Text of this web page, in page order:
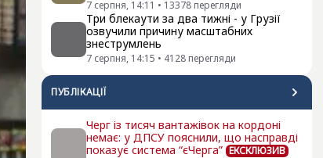
7 серпня, 14:11 • 13378 перегляди
Три блекаути за два тижні - у Грузії
озвучили причину масштабних
знеструмлень
7 серпня, 14:15 • 4128 перегляди
ПУБЛІКАЦІЇ
Черг із тисяч вантажівок на кордоні
немає: у ДПСУ пояснили, що насправді
показує система “єЧерга” ЕКСКЛЮЗИВ